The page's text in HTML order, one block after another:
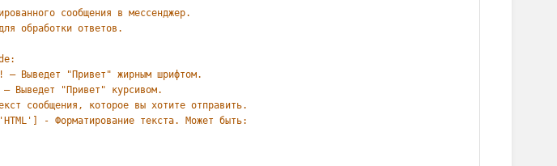
сообщения в мессенджер.
обработки ответов.
Выведет "Привет" жирным шрифтом.
"Привет" курсивом.
сообщения, которое вы хотите отправить.
- Форматирование текста. Может быть: